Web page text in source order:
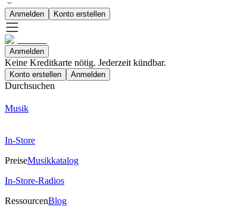
Anmelden Konto erstellen
Anmelden
Keine Kreditkarte nötig. Jederzeit kündbar.
Konto erstellen Anmelden
Durchsuchen
Musik
In-Store
PreiseMusikkatalog
In-Store-Radios
RessourcenBlog